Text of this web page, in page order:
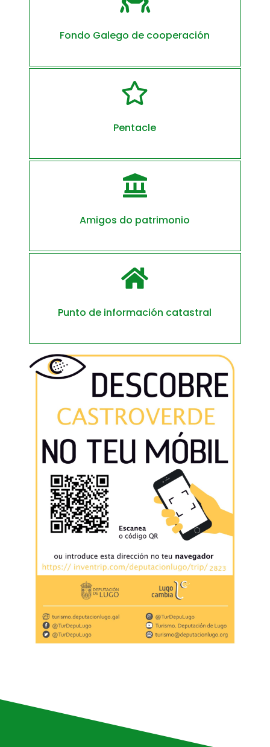
Fondo Galego de cooperación

Pentacle

Amigos do patrimonio

Punto de información catastral